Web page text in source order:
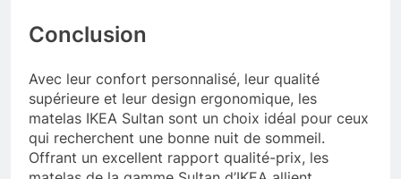
Conclusion
Avec leur confort personnalisé, leur qualité
supérieure et leur design ergonomique, les
matelas IKEA Sultan sont un choix idéal pour ceux
qui recherchent une bonne nuit de sommeil.
Offrant un excellent rapport qualité-prix, les